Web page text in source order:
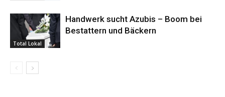
Total Lokal
Handwerk sucht Azubis – Boom bei
Bestattern und Bäckern